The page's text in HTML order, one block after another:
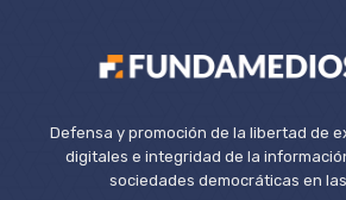
Defensa y promoción de la libertad de
digitales e integridad de la
sociedades democráticas en